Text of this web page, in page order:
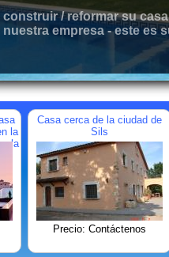
/ reformar su
nuestra empresa - este es
la
Casa cerca de la ciudad de
Sils
Precio: Contáctenos